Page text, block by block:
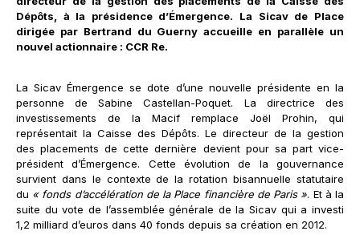
Dépôts, à la présidence d’Émergence. La Sicav de Place
dirigée par Bertrand du Guerny accueille en parallèle un
nouvel actionnaire : CCR Re.
La Sicav Émergence se dote d’une nouvelle présidente en la
personne de Sabine Castellan-Poquet. La directrice des
investissements de la Macif remplace Joël Prohin, qui
représentait la Caisse des Dépôts. Le directeur de la gestion
des placements de cette dernière devient pour sa part vice-
président d’Émergence. Cette évolution de la gouvernance
survient dans le contexte de la rotation bisannuelle statutaire
du « fonds d’accélération de la Place financière de Paris ». Et à la
suite du vote de l’assemblée générale de la Sicav qui a investi
1,2 milliard d’euros dans 40 fonds depuis sa création en 2012.